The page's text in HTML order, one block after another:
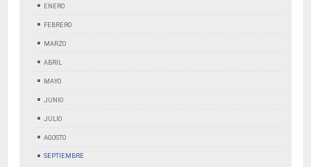
ENERO
FEBRERO
MARZO
ABRIL
MAYO
JUNIO
JULIO
AGOSTO
SEPTIEMBRE